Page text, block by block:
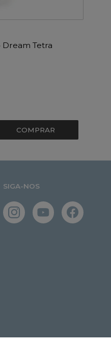
Tetra
COMPRAR
SIGA-NOS